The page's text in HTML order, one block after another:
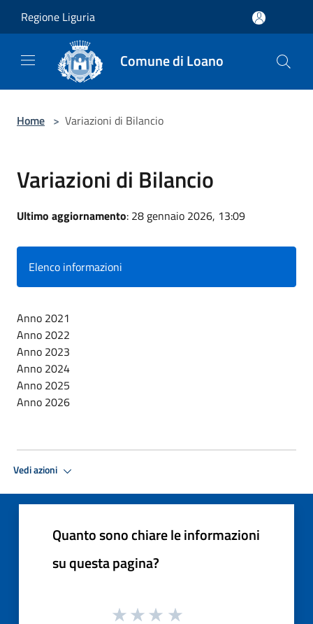
Regione Liguria
Comune di Loano
Home > Variazioni di Bilancio
Variazioni di Bilancio
Ultimo aggiornamento: 28 gennaio 2026, 13:09
Elenco informazioni
Anno 2021
Anno 2022
Anno 2023
Anno 2024
Anno 2025
Anno 2026
Vedi azioni
Quanto sono chiare le informazioni
su questa pagina?